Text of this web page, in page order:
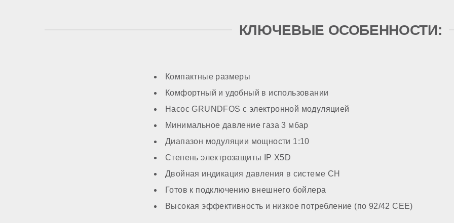
МОНТАЖ И НАСТРОЙКА
Топливо
Работа на сжиженном газе
Способ монтажа
Камера сгорания
КЛЮЧЕВЫЕ ОСОБЕННОСТИ:
Компактные размеры
Комфортный и удобный в использовании
Насос GRUNDFOS с электронной модуляцией
Минимальное давление газа 3 мбар
Диапазон модуляции мощности 1:10
Степень электрозащиты IP X5D
Двойная индикация давления в системе CH
Готов к подключению внешнего бойлера
Высокая эффективность и низкое потребление (по 92/42 CEE)